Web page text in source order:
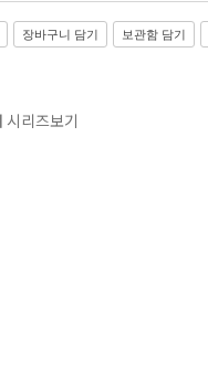
장바구니 담기 보관함 담기
시리즈보기